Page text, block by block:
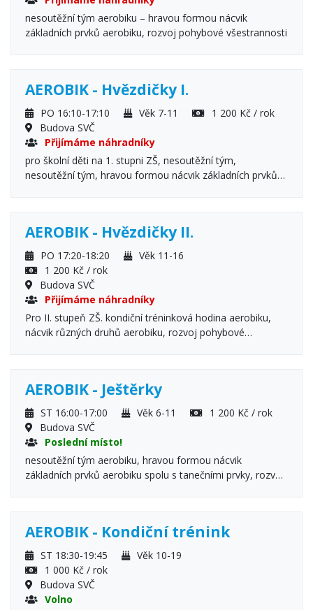
nesoutěžní tým aerobiku – hravou formou nácvik
základních prvků aerobiku, rozvoj pohybové všestrannosti
AEROBIK - Hvězdičky I.
PO 16:10-17:10 Věk 7-11
1 200 Kč / rok
Budova SVČ
Přijímáme náhradníky
pro školní děti na 1. stupni ZŠ, nesoutěžní tým,
nesoutěžní tým, hravou formou nácvik základních prvků
AEROBIK - Hvězdičky II.
PO 17:20-18:20
Věk 11-16
1 200 Kč / rok
Budova SVČ
Přijímáme náhradníky
Pro II. stupeň ZŠ. kondiční tréninková hodina aerobiku,
nácvik různých druhů aerobiku, rozvoj pohybové
AEROBIK - Ještěrky
ST 16:00-17:00 Věk 6-11
1 200 Kč / rok
Budova SVČ
Poslední místo!
nesoutěžní tým aerobiku, hravou formou nácvik
základních prvků aerobiku spolu s tanečními prvky, rozvoj
AEROBIK - Kondiční trénink
ST 18:30-19:45
Věk 10-19
1 000 Kč / rok
Budova SVČ
Volno